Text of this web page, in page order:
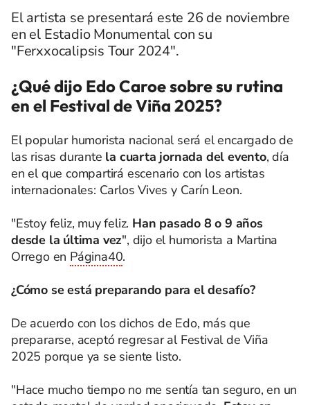
El artista se presentará este 26 de noviembre
en el Estadio Monumental con su
"Ferxxocalipsis Tour 2024".
¿Qué dijo Edo Caroe sobre su rutina
en el Festival de Viña 2025?
El popular humorista nacional será el encargado de
las risas durante la cuarta jornada del evento, día
en el que compartirá escenario con los artistas
internacionales: Carlos Vives y Carín Leon.
"Estoy feliz, muy feliz. Han pasado 8 o 9 años
desde la última vez", dijo el humorista a Martina
Orrego en Página40.
¿Cómo se está preparando para el desafío?
De acuerdo con los dichos de Edo, más que
prepararse, aceptó regresar al Festival de Viña
2025 porque ya se siente listo.
"Hace mucho tiempo no me sentía tan seguro, en un